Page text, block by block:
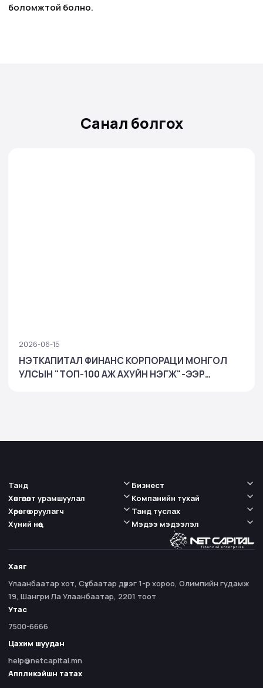
боломжтой болно.
Санал болгох
2026-06-15
НЭТКАПИТАЛ ФИНАНС КОРПОРАЦИ МОНГОЛ
УЛСЫН "ТОП-100 АЖ АХУЙН НЭГЖ"-ЭЭР
Танд
Хөнгөлөлт урамшуулал
Бизнест
Компанийн тухай
Хөрөнгө оруулагч
Хүний нөөц
Танд туслах
Мэдээ мэдээлэл
Хаяг
Улаанбаатар хот, Сүхбаатар дүүрэг 1-р хороо, Олимпийн гудамж
19, Шангри Ла Улаанбаатар, 2201 тоот
Утас
7500-6666
Цахим шуудан
help@netcapital.mn
Аппликэйшн татах